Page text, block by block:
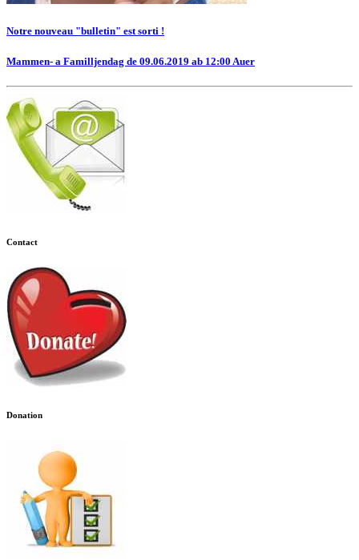
Notre nouveau "bulletin" est sorti !
Mammen- a Familljendag de 09.06.2019 ab 12:00 Auer
Contact
Donation